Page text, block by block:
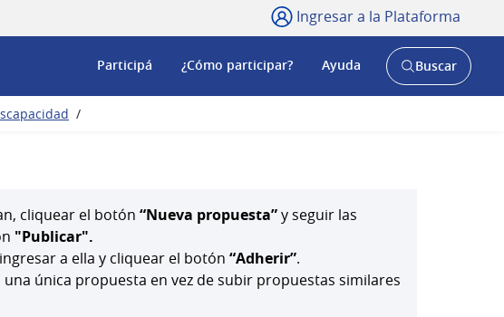
Ingresar a la Plataforma
Participá ¿Cómo participar? Ayuda
AbrirBuscar
/
cliquear el botón “Nueva propuesta”y seguir las
"Publicar".
a ella y cliquear el botón “Adherir”.
única propuesta en vez de subir propuestas similares